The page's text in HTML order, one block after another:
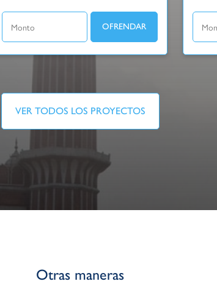
VER TODOS LOS PROYECTOS
Otras maneras